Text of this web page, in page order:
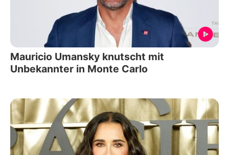
Mauricio Umansky knutscht mit
Unbekannter in Monte Carlo